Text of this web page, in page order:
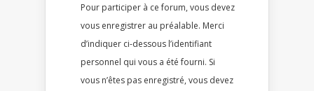
Pour participer à ce forum, vous devez
vous enregistrer au préalable. Merci
d’indiquer ci-dessous l’identifiant
personnel qui vous a été fourni. Si
vous n’êtes pas enregistré, vous devez